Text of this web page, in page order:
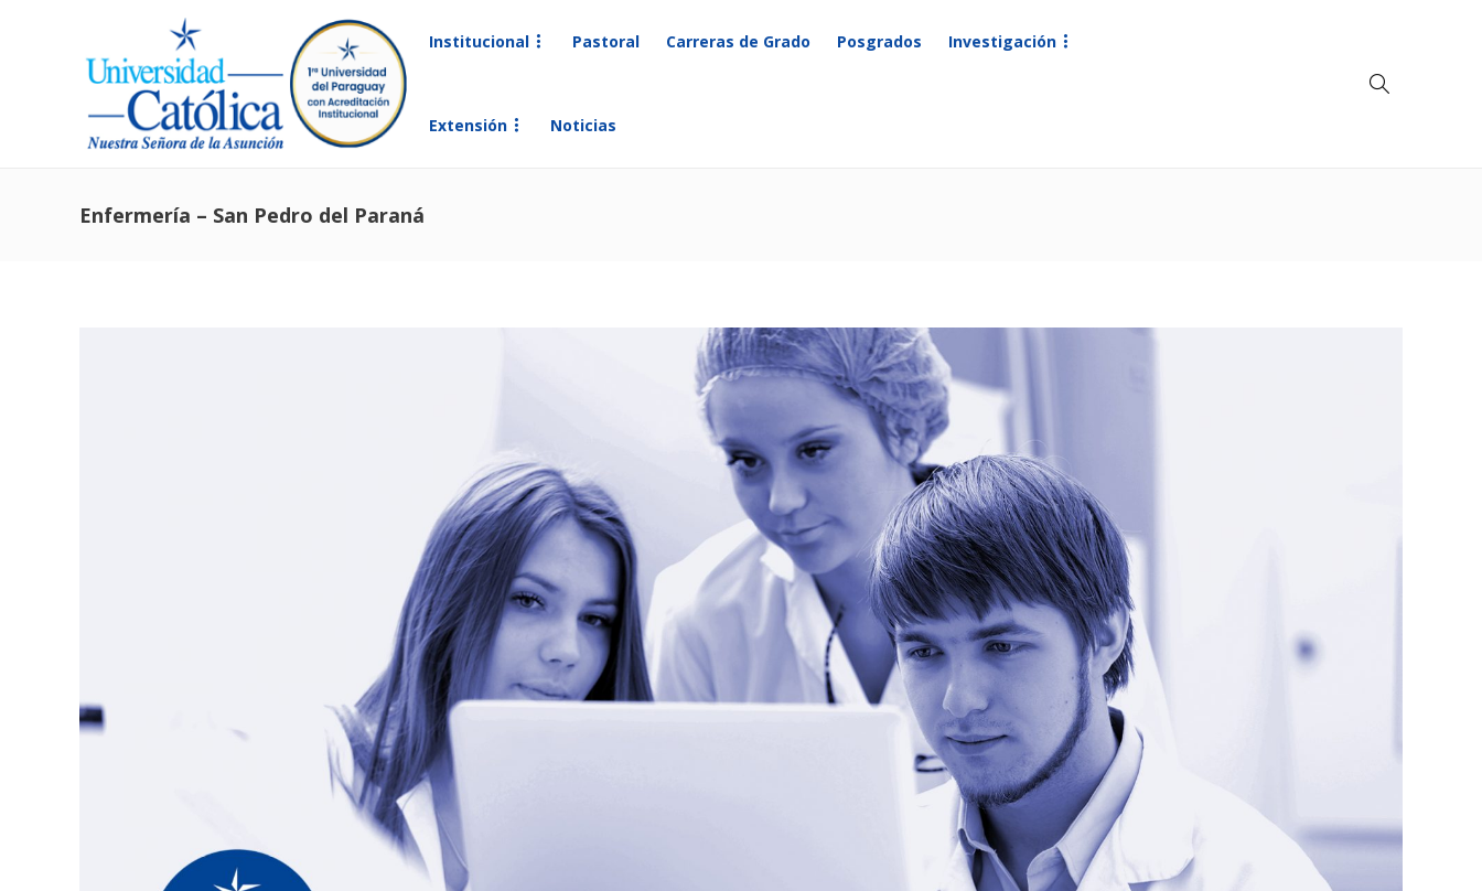
Institucional Pastoral Carreras de Grado Posgrados Investigación
Extensión Noticias
Enfermería – San Pedro del Paraná